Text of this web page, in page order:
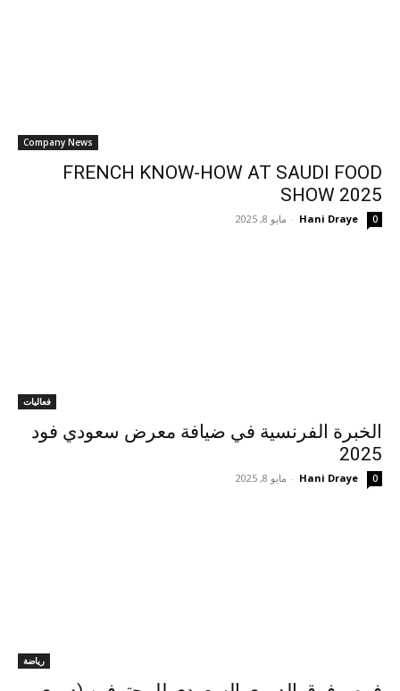
Company News
FRENCH KNOW-HOW AT SAUDI FOOD
SHOW 2025
Hani Draye
- مايو 8, 2025 0
فعاليات
الخبرة الفرنسية في ضيافة معرض سعودي فود
2025
Hani Draye
- مايو 8, 2025 0
رياضة